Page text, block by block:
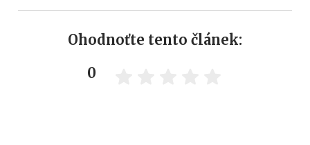
Ohodnoťte tento článek:
0